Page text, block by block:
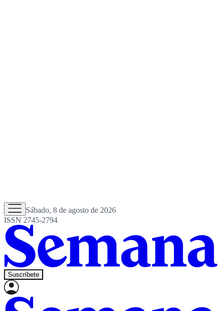
Sábado, 8 de agosto de 2026
ISSN 2745-2794
Suscríbete